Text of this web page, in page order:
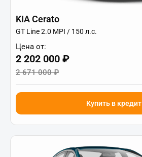
KIA Cerato
GT Line 2.0 MPI / 150 л.с.
Цена от:
2 202 000 ₽
2 671 000 ₽
Купить в кредит